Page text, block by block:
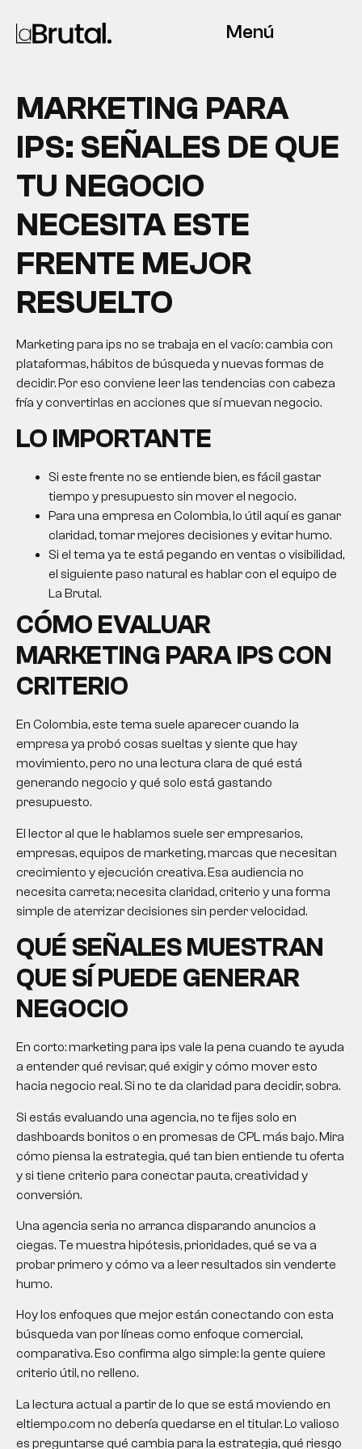
Menú
MARKETING PARA
IPS: SEÑALES DE QUE
TU NEGOCIO
NECESITA ESTE
FRENTE MEJOR
RESUELTO
Marketing para ips no se trabaja en el vacío: cambia con
plataformas, hábitos de búsqueda y nuevas formas de
decidir. Por eso conviene leer las tendencias con cabeza
fría y convertirlas en acciones que sí muevan negocio.
LO IMPORTANTE
Si este frente no se entiende bien, es fácil gastar
tiempo y presupuesto sin mover el negocio.
Para una empresa en Colombia, lo útil aquí es ganar
claridad, tomar mejores decisiones y evitar humo.
Si el tema ya te está pegando en ventas o visibilidad,
el siguiente paso natural es hablar con el equipo de
La Brutal.
CÓMO EVALUAR
MARKETING PARA IPSCON
CRITERIO
En Colombia, este tema suele aparecer cuando la
empresa ya probó cosas sueltas y siente que hay
movimiento, pero no una lectura clara de qué está
generando negocio y qué solo está gastando
presupuesto.
El lector al que le hablamos suele ser empresarios,
empresas, equipos de marketing, marcas que necesitan
crecimiento y ejecución creativa. Esa audiencia no
necesita carreta; necesita claridad, criterio y una forma
simple de aterrizar decisiones sin perder velocidad.
QUÉ SEÑALES MUESTRAN
QUE SÍ PUEDE GENERAR
NEGOCIO
En corto:marketing para ips vale la pena cuando te ayuda
a entender qué revisar, qué exigir y cómo mover esto
hacia negocio real. Si no te da claridad para decidir, sobra.
Si estás evaluando una agencia, no te fijes solo en
dashboards bonitos o en promesas de CPL más bajo. Mira
cómo piensa la estrategia, qué tan bien entiende tu oferta
y si tiene criterio para conectar pauta, creatividad y
conversión.
Una agencia seria no arranca disparando anuncios a
ciegas. Te muestra hipótesis, prioridades, qué se va a
probar primero y cómo va a leer resultados sin venderte
humo.
Hoy los enfoques que mejor están conectando con esta
búsqueda van por líneas como enfoque comercial,
comparativa. Eso confirma algo simple: la gente quiere
criterio útil, no relleno.
La lectura actual a partir de lo que se está moviendo en
eltiempo.com no debería quedarse en el titular. Lo valioso
es preguntarse qué cambia para la estrategia, qué riesgo